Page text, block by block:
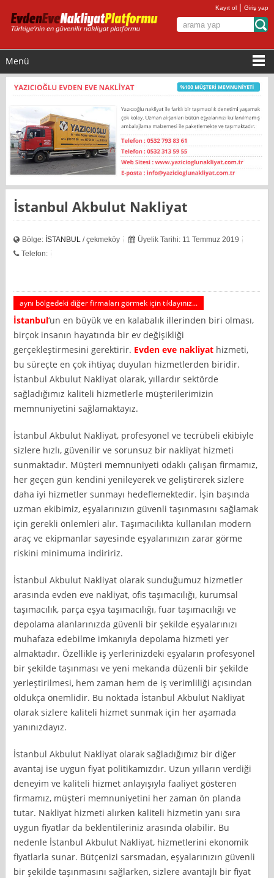
Kayıt ol |Giriş yap
Menü
İstanbul Akbulut Nakliyat
Bölge: İSTANBUL / çekmeköy
Üyelik Tarihi: 11 Temmuz 2019
Telefon:
aynı bölgedeki diğer firmaları görmek için tıklayınız...
İstanbul‘un en büyük ve en kalabalık illerinden biri olması,
birçok insanın hayatında bir ev değişikliği
gerçekleştirmesini gerektirir. Evden eve nakliyat hizmeti,
bu süreçte en çok ihtiyaç duyulan hizmetlerden biridir.
İstanbul Akbulut Nakliyat olarak, yıllardır sektörde
sağladığımız kaliteli hizmetlerle müşterilerimizin
memnuniyetini sağlamaktayız.
İstanbul Akbulut Nakliyat, profesyonel ve tecrübeli ekibiyle
sizlere hızlı, güvenilir ve sorunsuz bir nakliyat hizmeti
sunmaktadır. Müşteri memnuniyeti odaklı çalışan firmamız,
her geçen gün kendini yenileyerek ve geliştirerek sizlere
daha iyi hizmetler sunmayı hedeflemektedir. İşin başında
uzman ekibimiz, eşyalarınızın güvenli taşınmasını sağlamak
için gerekli önlemleri alır. Taşımacılıkta kullanılan modern
araç ve ekipmanlar sayesinde eşyalarınızın zarar görme
riskini minimuma indiririz.
İstanbul Akbulut Nakliyat olarak sunduğumuz hizmetler
arasında evden eve nakliyat, ofis taşımacılığı, kurumsal
taşımacılık, parça eşya taşımacılığı, fuar taşımacılığı ve
depolama alanlarınızda güvenli bir şekilde eşyalarınızı
muhafaza edebilme imkanıyla depolama hizmeti yer
almaktadır. Özellikle iş yerlerinizdeki eşyaların profesyonel
bir şekilde taşınması ve yeni mekanda düzenli bir şekilde
yerleştirilmesi, hem zaman hem de iş verimliliği açısından
oldukça önemlidir. Bu noktada İstanbul Akbulut Nakliyat
olarak sizlere kaliteli hizmet sunmak için her aşamada
yanınızdayız.
İstanbul Akbulut Nakliyat olarak sağladığımız bir diğer
avantaj ise uygun fiyat politikamızdır. Uzun yılların verdiği
deneyim ve kaliteli hizmet anlayışıyla faaliyet gösteren
firmamız, müşteri memnuniyetini her zaman ön planda
tutar. Nakliyat hizmeti alırken kaliteli hizmetin yanı sıra
uygun fiyatlar da beklentileriniz arasında olabilir. Bu
nedenle İstanbul Akbulut Nakliyat, hizmetlerini ekonomik
fiyatlarla sunar. Bütçenizi sarsmadan, eşyalarınızın güvenli
bir şekilde taşınmasını sağlarken, sizlere avantajlı bir fiyat